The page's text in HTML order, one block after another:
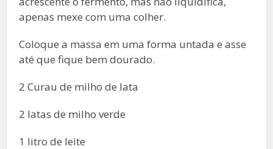
apenas mexe com uma colher.
Coloque a massa em uma forma untada e asse
até que fique bem dourado.
2 Curau de milho de lata
2 latas de milho verde
1 litro de leite